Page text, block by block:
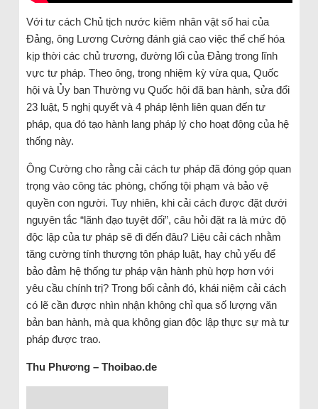
Với tư cách Chủ tịch nước kiêm nhân vật số hai của
Đảng, ông Lương Cường đánh giá cao việc thể chế hóa
kịp thời các chủ trương, đường lối của Đảng trong lĩnh
vực tư pháp. Theo ông, trong nhiệm kỳ vừa qua, Quốc
hội và Ủy ban Thường vụ Quốc hội đã ban hành, sửa đổi
23 luật, 5 nghị quyết và 4 pháp lệnh liên quan đến tư
pháp, qua đó tạo hành lang pháp lý cho hoạt động của hệ
thống này.
Ông Cường cho rằng cải cách tư pháp đã đóng góp quan
trọng vào công tác phòng, chống tội phạm và bảo vệ
quyền con người. Tuy nhiên, khi cải cách được đặt dưới
nguyên tắc “lãnh đạo tuyệt đối”, câu hỏi đặt ra là mức độ
độc lập của tư pháp sẽ đi đến đâu? Liệu cải cách nhằm
tăng cường tính thượng tôn pháp luật, hay chủ yếu để
bảo đảm hệ thống tư pháp vận hành phù hợp hơn với
yêu cầu chính trị? Trong bối cảnh đó, khái niệm cải cách
có lẽ cần được nhìn nhận không chỉ qua số lượng văn
bản ban hành, mà qua không gian độc lập thực sự mà tư
pháp được trao.
Thu Phương – Thoibao.de